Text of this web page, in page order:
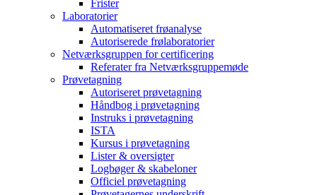
Frister
Laboratorier
Automatiseret frøanalyse
Autoriserede frølaboratorier
Netværksgruppen for certificering
Referater fra Netværksgruppemøde
Prøvetagning
Autoriseret prøvetagning
Håndbog i prøvetagning
Instruks i prøvetagning
ISTA
Kursus i prøvetagning
Lister & oversigter
Logbøger & skabeloner
Officiel prøvetagning